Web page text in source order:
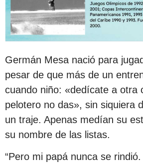
Germán Mesa nació para
pesar de que más de un
cuando niño: «dedícate a otra
pelotero no das», sin siquiera
un traje. Apenas medían su
su nombre de las listas.
“Pero mi papá nunca se